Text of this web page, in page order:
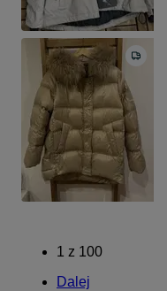
1 z 100
Dalej